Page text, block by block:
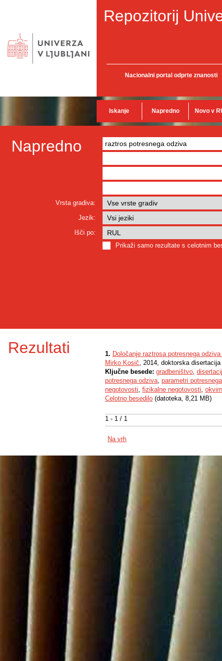
Repozitorij
Nacionalni portal odprte znanosti
Iskanje Napredno Novo v
Napredno
Vrsta gradiva:
Jezik:
Išči po:
Prikaži samo rezultate s celotnim
Rezultati
1 - 1 / 1
1. Določanje raztrosa potresnega
Mirko Kosič, 2014, doktorska disertacija
Ključne besede: gradbeništvo,
potresnega odziva, parametri
negotovosti, fizikalne negotovosti,
Celotno besedilo (datoteka, 8,21 MB)
Na vrh